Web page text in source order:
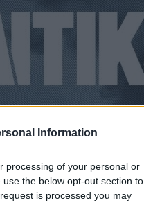
Information
processing of your personal or
the below opt-out section to
is processed you may